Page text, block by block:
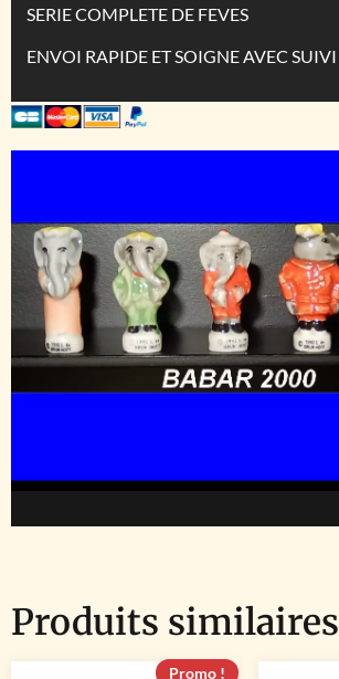
SERIE COMPLETE DE FEVES
ENVOI RAPIDE ET SOIGNE AVEC SUIVI
Produits similaires
Promo !